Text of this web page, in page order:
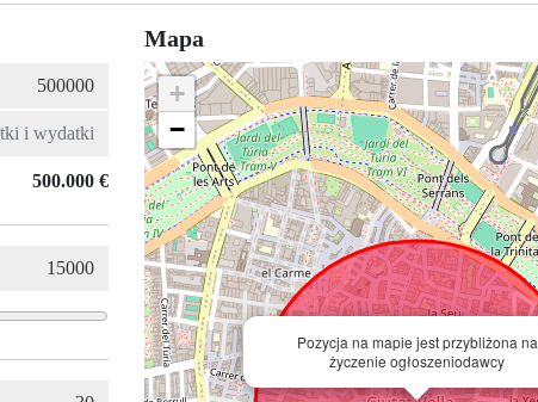
500.000 €
Mapa
Pozycja na mapie jest przybliżona na
życzenie ogłoszeniodawcy
+
−